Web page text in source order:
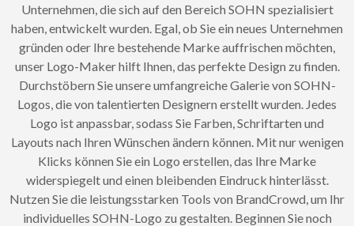
Unternehmen, die sich auf den Bereich SOHN spezialisiert
haben, entwickelt wurden. Egal, ob Sie ein neues Unternehmen
gründen oder Ihre bestehende Marke auffrischen möchten,
unser Logo-Maker hilft Ihnen, das perfekte Design zu finden.
Durchstöbern Sie unsere umfangreiche Galerie von SOHN-
Logos, die von talentierten Designern erstellt wurden. Jedes
Logo ist anpassbar, sodass Sie Farben, Schriftarten und
Layouts nach Ihren Wünschen ändern können. Mit nur wenigen
Klicks können Sie ein Logo erstellen, das Ihre Marke
widerspiegelt und einen bleibenden Eindruck hinterlässt.
Nutzen Sie die leistungsstarken Tools von BrandCrowd, um Ihr
individuelles SOHN-Logo zu gestalten. Beginnen Sie noch